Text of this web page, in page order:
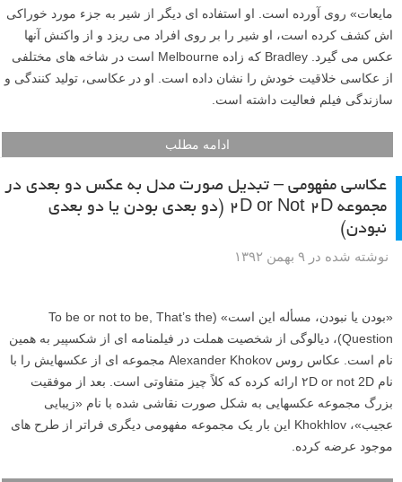
مایعات» روی آورده است. او استفاده ای دیگر از شیر به جزء مورد خوراکی
اش کشف کرده است، او شیر را بر روی افراد می ریزد و از واکنش آنها
عکس می گیرد. Bradley که زاده Melbourne است در شاخه های مختلفی
از عکاسی خلاقیت خودش را نشان داده است. او در عکاسی، تولید کنندگی و
سازندگی فیلم فعالیت داشته است.
ادامه مطلب
عکاسی مفهومی – تبدیل صورت مدل به عکس دو بعدی در
مجموعه ۲D or Not 2D (دو بعدی بودن یا دو بعدی
نبودن)
نوشته شده در ۹ بهمن ۱۳۹۲
«بودن یا نبودن، مسأله این است» (To be or not to be, That’s the
Question)، دیالوگی از شخصیت هملت در فیلمنامه ای از شکسپیر به همین
نام است. عکاس روس Alexander Khokov مجموعه ای از عکسهایش را با
نام ۲D or not 2D ارائه کرده که کلاً چیز متفاوتی است. بعد از موفقیت
بزرگ مجموعه عکسهایی به شکل صورت نقاشی شده با نام «زیبایی
عجیب»، Khokhlov این بار یک مجموعه مفهومی دیگری فراتر از طرح های
موجود عرضه کرده.